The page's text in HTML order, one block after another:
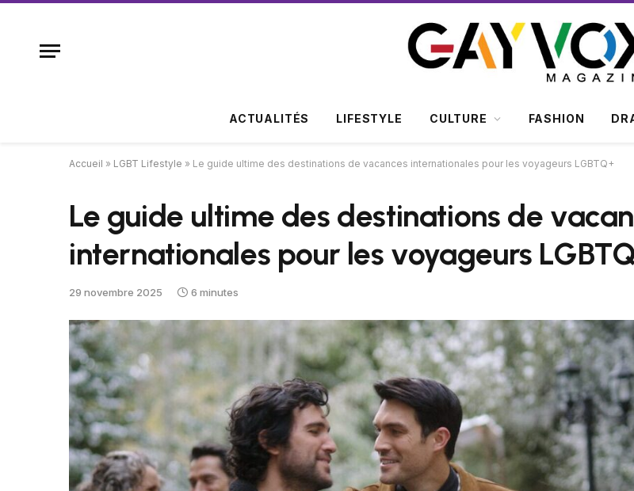
ACTUALITÉS LIFESTYLE CULTURE FASHION
Accueil » LGBT Lifestyle » Le guide ultime des destinations de vacances internationales pour les voyageurs LGBTQ+
Le guide ultime des destinations de
internationales pour les voyageurs
29 novembre 2025 6 minutes